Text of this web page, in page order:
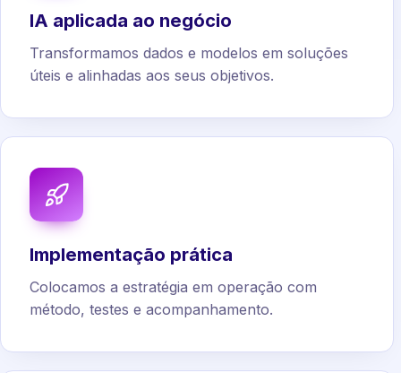
IA aplicada ao negócio
Transformamos dados e modelos em soluções
úteis e alinhadas aos seus objetivos.
Implementação prática
Colocamos a estratégia em operação com
método, testes e acompanhamento.